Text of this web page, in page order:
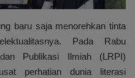
baru saja menorehkan tinta
Pada Rabu
Publikasi Ilmiah (LRPI)
perhatian dunia literasi